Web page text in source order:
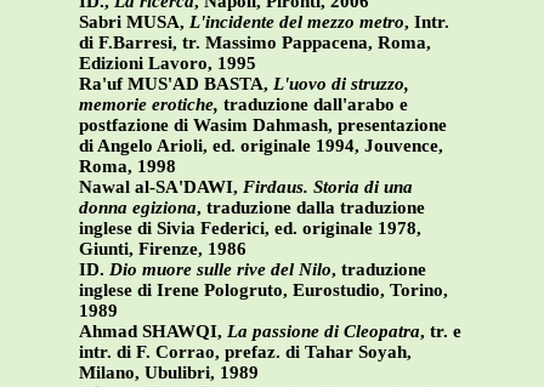
Sabri MUSA, L'incidente del mezzo metro, Intr.
di F.Barresi, tr. Massimo Pappacena, Roma,
Edizioni Lavoro, 1995
Ra'uf MUS'AD BASTA, L'uovo di struzzo,
memorie erotiche, traduzione dall'arabo e
postfazione di Wasim Dahmash, presentazione
di Angelo Arioli, ed. originale 1994, Jouvence,
Roma, 1998
Nawal al-SA'DAWI, Firdaus. Storia di una
donna egiziona, traduzione dalla traduzione
inglese di Sivia Federici, ed. originale 1978,
Giunti, Firenze, 1986
ID. Dio muore sulle rive del Nilo, traduzione
inglese di Irene Pologruto, Eurostudio, Torino,
1989
Ahmad SHAWQI, La passione di Cleopatra, tr. e
intr. di F. Corrao, prefaz. di Tahar Soyah,
Milano, Ubulibri, 1989